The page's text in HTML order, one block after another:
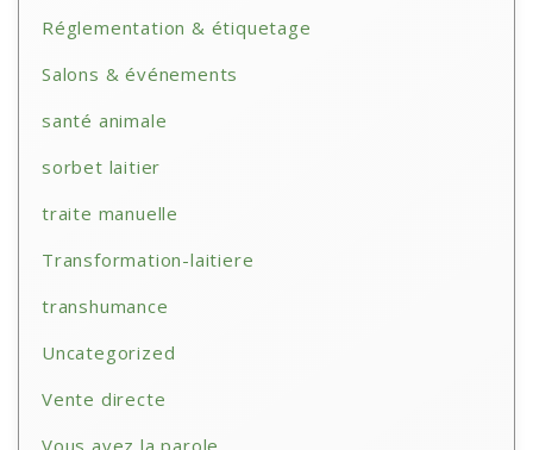
Réglementation & étiquetage
Salons & événements
santé animale
sorbet laitier
traite manuelle
Transformation-laitiere
transhumance
Uncategorized
Vente directe